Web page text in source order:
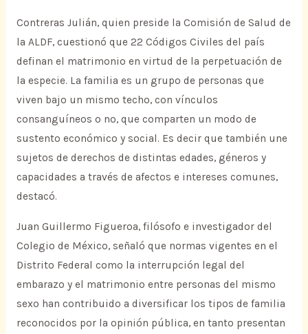
Contreras Julián, quien preside la Comisión de Salud de
la ALDF, cuestionó que 22 Códigos Civiles del país
definan el matrimonio en virtud de la perpetuación de
la especie. La familia es un grupo de personas que
viven bajo un mismo techo, con vínculos
consanguíneos o no, que comparten un modo de
sustento económico y social. Es decir que también une
sujetos de derechos de distintas edades, géneros y
capacidades a través de afectos e intereses comunes,
destacó.
Juan Guillermo Figueroa, filósofo e investigador del
Colegio de México, señaló que normas vigentes en el
Distrito Federal como la interrupción legal del
embarazo y el matrimonio entre personas del mismo
sexo han contribuido a diversificar los tipos de familia
reconocidos por la opinión pública, en tanto presentan